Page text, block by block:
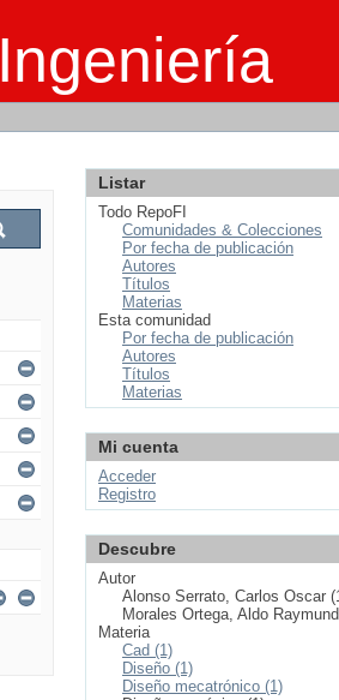
Listar
Todo RepoFI
Comunidades & Colecciones
Por fecha de publicación
Autores
Títulos
Materias
Esta comunidad
Por fecha de publicación
Autores
Títulos
Materias
Mi cuenta
Acceder
Registro
Descubre
Autor
Alonso Serrato, Carlos Oscar
Morales Ortega, Aldo
Materia
Cad (1)
Diseño (1)
Diseño mecatrónico (1)